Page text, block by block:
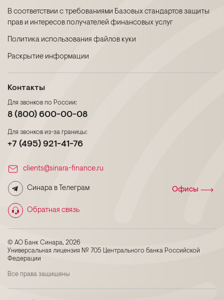
© АО Банк Синара, 2026
Универсальная лицензия № 705 Центрального банка Российской
Федерации
Все права защищены
В соответствии с требованиями Базовых стандартов защиты
прав и интересов получателей финансовых услуг
Политика использования файлов куки
Раскрытие информации
Контакты
clients@sinara-finance.ru
Синара в Телеграм
Обратная связь
Для звонков по России:
8 (800) 600-00-08
Для звонков из-за границы:
+7 (495) 921-41-76
Офисы